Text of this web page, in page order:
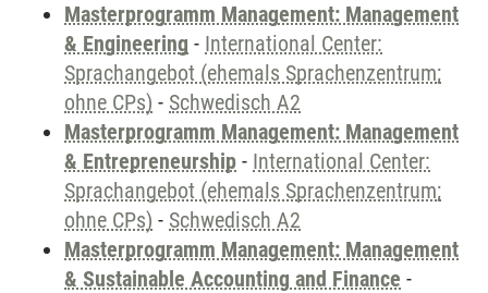
Masterprogramm Management: Management
& Engineering - International Center:
Sprachangebot (ehemals Sprachenzentrum;
ohne CPs) - Schwedisch A2
Masterprogramm Management: Management
& Entrepreneurship - International Center:
Sprachangebot (ehemals Sprachenzentrum;
ohne CPs) - Schwedisch A2
Masterprogramm Management: Management
& Sustainable Accounting and Finance -